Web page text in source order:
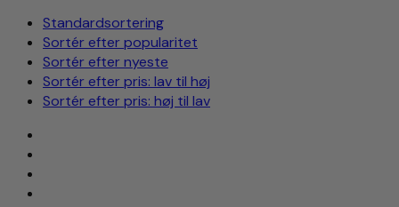
Standardsortering
Sortér efter popularitet
Sortér efter nyeste
Sortér efter pris: lav til høj
Sortér efter pris: høj til lav